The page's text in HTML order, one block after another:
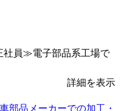
社員≫電子部品系工場で
詳細を表示